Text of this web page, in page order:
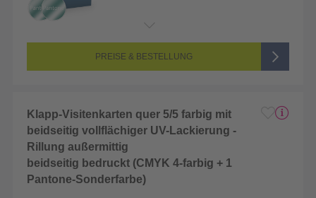
Seitenanzahl: 4-seitig (Vorderseite und Rückseite bedruckt)
5/5-farbig (vollfarbig bedruckt + 1 Sonderfarbe)
PREISE & BESTELLUNG
Klapp-Visitenkarten quer 5/5 farbig mit
beidseitig vollflächiger UV-Lackierung -
Rillung außermittig
beidseitig bedruckt (CMYK 4-farbig + 1
Pantone-Sonderfarbe)